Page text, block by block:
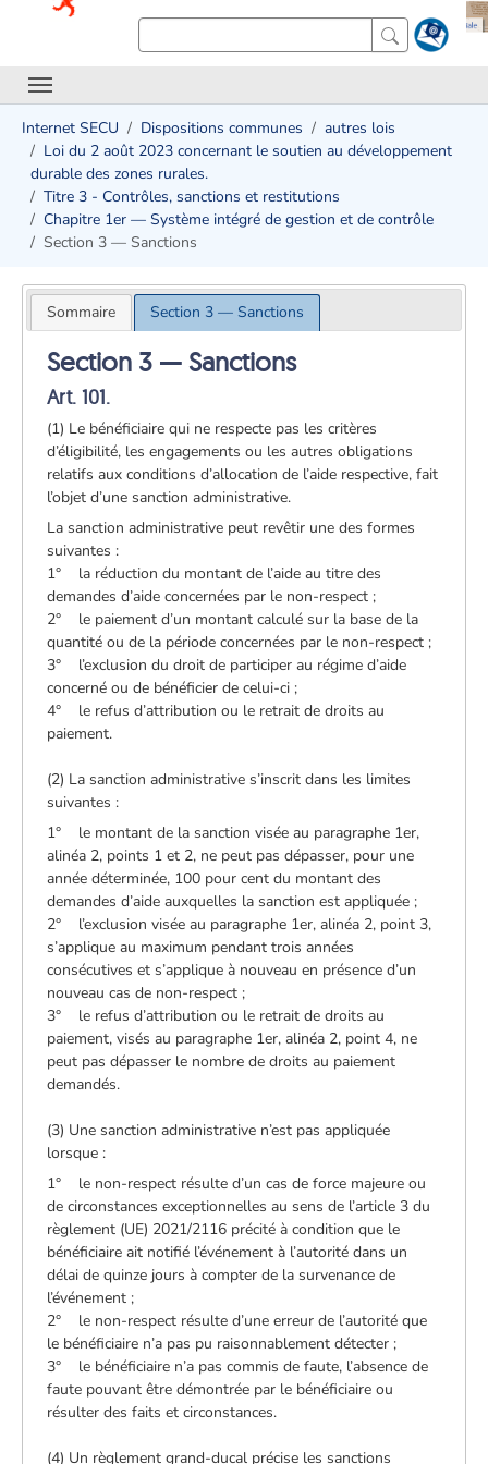
Internet SECU Dispositions communes
autres lois
Loi du 2 août 2023 concernant le soutien au développement
durable des zones rurales.
Titre 3 - Contrôles, sanctions et restitutions ​
Chapitre 1er — Système intégré de gestion et de contrôle
Section 3 — Sanctions
Sommaire Section 3 — Sanctions
Section 3 — Sanctions
Art. 101.
(1) Le bénéficiaire qui ne respecte pas les critères
d’éligibilité, les engagements ou les autres obligations
relatifs aux conditions d’allocation de l’aide respective, fait
l’objet d’une sanction administrative.
La sanction administrative peut revêtir une des formes
suivantes :
1° la réduction du montant de l’aide au titre des
demandes d’aide concernées par le non-respect ;
2° le paiement d’un montant calculé sur la base de la
quantité ou de la période concernées par le non-respect ;
3° l’exclusion du droit de participer au régime d’aide
concerné ou de bénéficier de celui-ci ;
4° le refus d’attribution ou le retrait de droits au
paiement.
(2) La sanction administrative s’inscrit dans les limites
suivantes :
1° le montant de la sanction visée au paragraphe 1er,
alinéa 2, points 1 et 2, ne peut pas dépasser, pour une
année déterminée, 100 pour cent du montant des
demandes d’aide auxquelles la sanction est appliquée ;
2° l’exclusion visée au paragraphe 1er, alinéa 2, point 3,
s’applique au maximum pendant trois années
consécutives et s’applique à nouveau en présence d’un
nouveau cas de non-respect ;
3° le refus d’attribution ou le retrait de droits au
paiement, visés au paragraphe 1er, alinéa 2, point 4, ne
peut pas dépasser le nombre de droits au paiement
demandés.
(3) Une sanction administrative n’est pas appliquée
lorsque :
1° le non-respect résulte d’un cas de force majeure ou
de circonstances exceptionnelles au sens de l’article 3 du
règlement (UE) 2021/2116 précité à condition que le
bénéficiaire ait notifié l’événement à l’autorité dans un
délai de quinze jours à compter de la survenance de
l’événement ;
2° le non-respect résulte d’une erreur de l’autorité que
le bénéficiaire n’a pas pu raisonnablement détecter ;
3° le bénéficiaire n’a pas commis de faute, l’absence de
faute pouvant être démontrée par le bénéficiaire ou
résulter des faits et circonstances.
(4) Un règlement grand-ducal précise les sanctions